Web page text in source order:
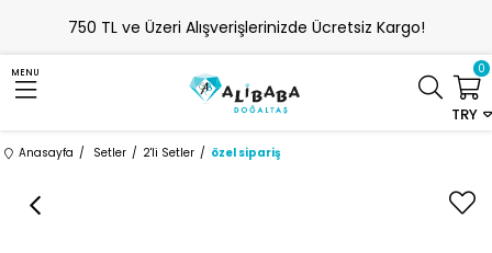
750 TL ve Üzeri Alışverişlerinizde Ücretsiz Kargo!
MENU
TRY
0
Anasayfa Setler 2'li Setler özel sipariş